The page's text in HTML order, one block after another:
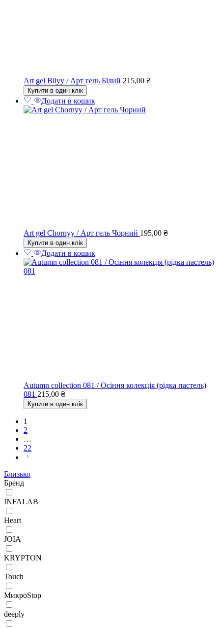
Art gel Bilyy / Арт гель Білий 215,00 ₴
Купити в один клік
Додати в кошик
Art gel Chornyy / Арт гель Чорний 195,00 ₴
Купити в один клік
Додати в кошик
Autumn collection 081 / Осіння колекція (рідка пастель)
081 215,00 ₴
Купити в один клік
1
2
…
22
Близько
Бренд
INFALAB
Heart
JOIA
KRYPTON
Touch
МикроStop
deeply